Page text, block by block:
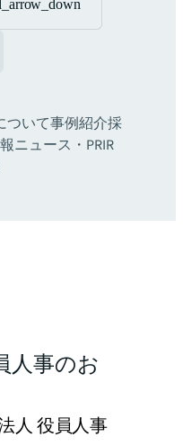
ついて事例紹介採
ニュース・PRIR
人事のお
人 役員人事